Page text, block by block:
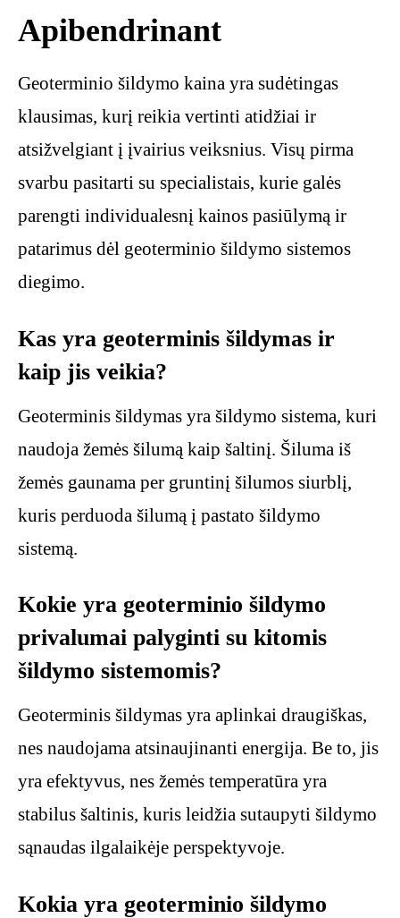
Apibendrinant
Geoterminio šildymo kaina yra sudėtingas
klausimas, kurį reikia vertinti atidžiai ir
atsižvelgiant į įvairius veiksnius. Visų pirma
svarbu pasitarti su specialistais, kurie galės
parengti individualesnį kainos pasiūlymą ir
patarimus dėl geoterminio šildymo sistemos
diegimo.
Kas yra geoterminis šildymas ir
kaip jis veikia?
Geoterminis šildymas yra šildymo sistema, kuri
naudoja žemės šilumą kaip šaltinį. Šiluma iš
žemės gaunama per gruntinį šilumos siurblį,
kuris perduoda šilumą į pastato šildymo
sistemą.
Kokie yra geoterminio šildymo
privalumai palyginti su kitomis
šildymo sistemomis?
Geoterminis šildymas yra aplinkai draugiškas,
nes naudojama atsinaujinanti energija. Be to, jis
yra efektyvus, nes žemės temperatūra yra
stabilus šaltinis, kuris leidžia sutaupyti šildymo
sąnaudas ilgalaikėje perspektyvoje.
Kokia yra geoterminio šildymo